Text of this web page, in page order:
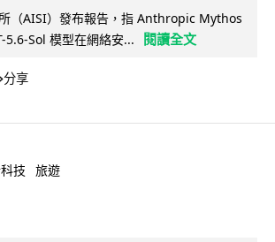
（AISI）發布報告，指 Anthropic Mythos
5.6-Sol 模型在網絡安...
閱讀全文
分享
技 旅遊